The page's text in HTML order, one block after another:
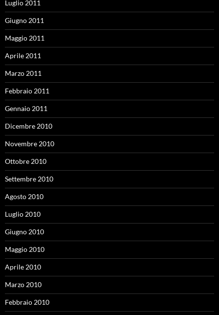
Luglio 2011
Giugno 2011
Maggio 2011
Aprile 2011
Marzo 2011
Febbraio 2011
Gennaio 2011
Dicembre 2010
Novembre 2010
Ottobre 2010
Settembre 2010
Agosto 2010
Luglio 2010
Giugno 2010
Maggio 2010
Aprile 2010
Marzo 2010
Febbraio 2010